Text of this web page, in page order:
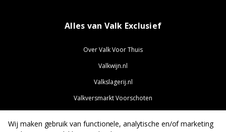
Alles van Valk Exclusief
Over Valk Voor Thuis
Valkwijn.nl
Valkslagerij.nl
Valkversmarkt Voorschoten
ValkJobs.nl
Wij maken gebruik van functionele, analytische en/of marketing